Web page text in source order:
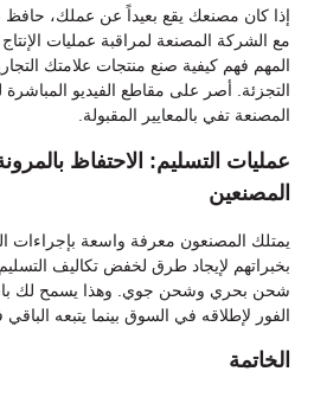
إذا كان مصنعك يقع بعيداً عن عملك، حافظ
مع الشركة المصنعة لمراقبة عمليات
المهم فهم كيفية صنع منتجات علامتك
التجزئة. أصر على مقاطع الفيديو
المصنعة تفي بالمعايير المقبولة.
عمليات التسليم: الاحتفاظ
المصنعين
يمتلك المصنعون معرفة واسعة بإجراءات
بخبراتهم لإيجاد طرق لخفض تكاليف
شحن بحري وشحن جوي. وهذا يسمح لك
الفور لإطلاقه في السوق بينما يتبعه
الخاتمة